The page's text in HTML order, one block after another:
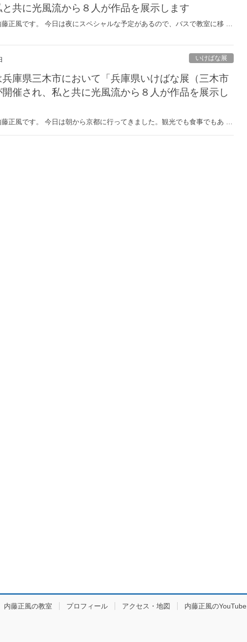
共に光風流から８人が作品を展示します
正風です。 今日は夜にスペシャルな予定があるので、バスで教室に移 …
いけばな展
庫県三木市において「兵庫県いけばな展（三木市
催され、私と共に光風流から８人が作品を展示し
正風です。 今日は朝から京都に行ってきました。観光でも食事でもあ …
内藤正風の教室 プロフィール アクセス・地図 内藤正風のYouTube